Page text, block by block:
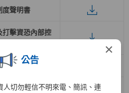
×
公告
人切勿輕信不明來電、簡訊、連
度聲明書
打擊資恐內部控
度聲明書
打擊資恐內部控